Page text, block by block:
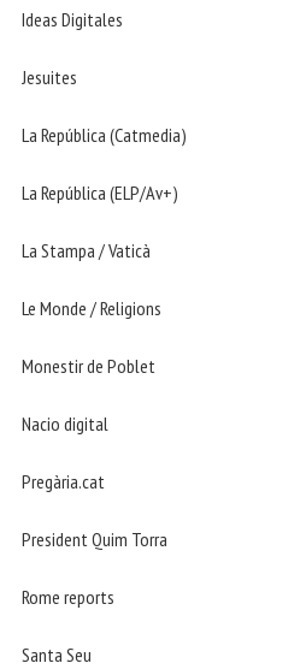
Ideas Digitales
Jesuites
La República (Catmedia)
La República (ELP/Av+)
La Stampa / Vaticà
Le Monde / Religions
Monestir de Poblet
Nacio digital
Pregària.cat
President Quim Torra
Rome reports
Santa Seu